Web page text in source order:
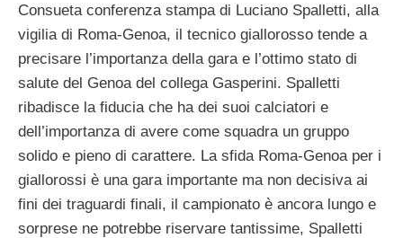
Consueta conferenza stampa di Luciano Spalletti, alla
vigilia di Roma-Genoa, il tecnico giallorosso tende a
precisare l’importanza della gara e l’ottimo stato di
salute del Genoa del collega Gasperini. Spalletti
ribadisce la fiducia che ha dei suoi calciatori e
dell’importanza di avere come squadra un gruppo
solido e pieno di carattere. La sfida Roma-Genoa per i
giallorossi è una gara importante ma non decisiva ai
fini dei traguardi finali, il campionato è ancora lungo e
sorprese ne potrebbe riservare tantissime, Spalletti